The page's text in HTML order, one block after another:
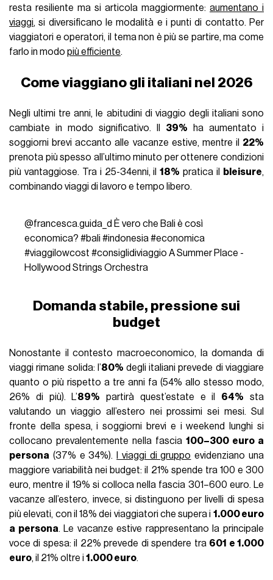
resta resiliente ma si articola maggiormente: aumentano i
viaggi, si diversificano le modalità e i punti di contatto. Per
viaggiatori e operatori, il tema non è più se partire, ma come
farlo in modopiù efficiente.
Come viaggiano gli italiani nel 2026
Negli ultimi tre anni, le abitudini di viaggio degli italiani sono
cambiate in modo significativo. Il 39% ha aumentato i
soggiorni brevi accanto alle vacanze estive, mentre il 22%
prenota più spesso all’ultimo minuto per ottenere condizioni
più vantaggiose. Tra i 25-34enni, il18% pratica il bleisure,
combinando viaggi di lavoro e tempo libero.
@francesca.guida_d È vero che Bali è così
economica? #bali #indonesia#economica
#viaggilowcost #consiglidiviaggio A Summer Place -
Hollywood Strings Orchestra
Domanda stabile, pressione sui
budget
Nonostante il contesto macroeconomico, la domanda di
viaggi rimane solida: l’80% degli italiani prevede di viaggiare
quanto o più rispetto a tre anni fa (54% allo stesso modo,
26% di più). L’89% partirà quest’estate e il 64% sta
valutando un viaggio all’estero nei prossimi sei mesi. Sul
fronte della spesa, i soggiorni brevi e i weekend lunghi si
collocano prevalentemente nella fascia 100–300 euro a
persona (37% e 34%). I viaggi di gruppo evidenziano una
maggiore variabilità nei budget: il 21% spende tra 100 e 300
euro, mentre il 19% si colloca nella fascia 301–600 euro. Le
vacanze all’estero, invece, si distinguono per livelli di spesa
più elevati, con il 18% dei viaggiatori che supera i 1.000 euro
a persona. Le vacanze estive rappresentano la principale
voce di spesa: il 22% prevede di spendere tra 601 e 1.000
euro, il 21% oltre i1.000 euro.